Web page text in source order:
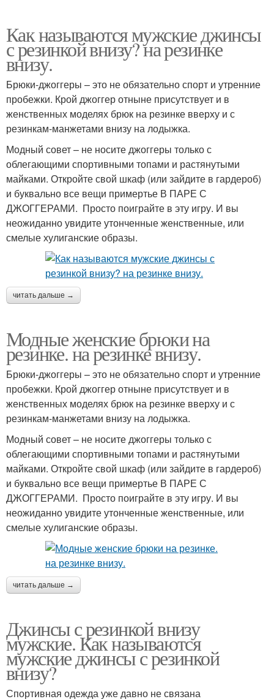
Как называются мужские джинсы
с резинкой внизу? на резинке
внизу.
Брюки-джоггеры – это не обязательно спорт и утренние
пробежки. Крой джоггер отныне присутствует и в
женственных моделях брюк на резинке вверху и с
резинкам-манжетами внизу на лодыжка.
Модный совет – не носите джоггеры только с
облегающими спортивными топами и растянутыми
майками. Откройте свой шкаф (или зайдите в гардероб)
и буквально все вещи примертье В ПАРЕ С
ДЖОГГЕРАМИ. Просто поиграйте в эту игру. И вы
неожиданно увидите утонченные женственные, или
смелые хулиганские образы.
читать дальше →
Модные женские брюки на
резинке. на резинке внизу.
Брюки-джоггеры – это не обязательно спорт и утренние
пробежки. Крой джоггер отныне присутствует и в
женственных моделях брюк на резинке вверху и с
резинкам-манжетами внизу на лодыжка.
Модный совет – не носите джоггеры только с
облегающими спортивными топами и растянутыми
майками. Откройте свой шкаф (или зайдите в гардероб)
и буквально все вещи примертье В ПАРЕ С
ДЖОГГЕРАМИ. Просто поиграйте в эту игру. И вы
неожиданно увидите утонченные женственные, или
смелые хулиганские образы.
читать дальше →
Джинсы с резинкой внизу
мужские. Как называются
мужские джинсы с резинкой
внизу?
Спортивная одежда уже давно не связана